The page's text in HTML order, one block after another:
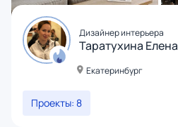
Дизайнер интерьера
Таратухина Елена
Екатеринбург
Проекты: 8